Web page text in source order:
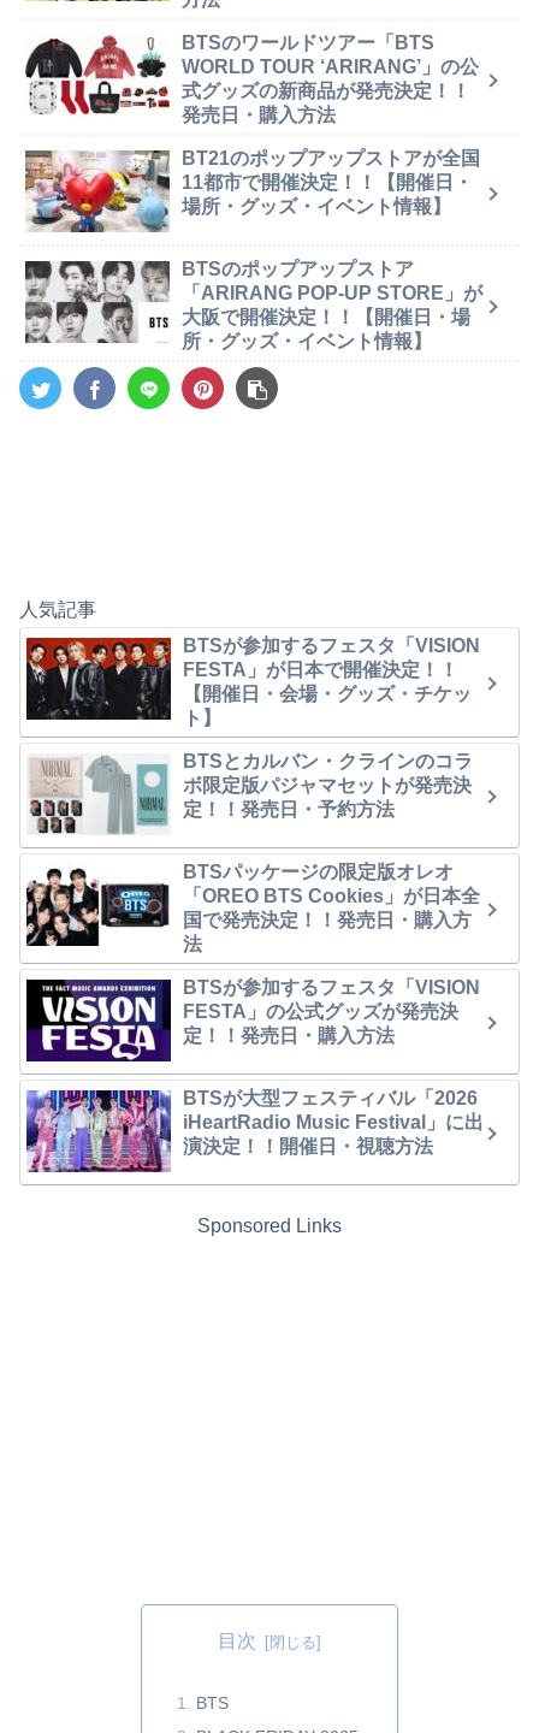
BTSのワールドツアー「BTS
WORLD TOUR ‘ARIRANG’」の公
式グッズの新商品が発売決定！！
発売日・購入方法
BT21のポップアップストアが全国
11都市で開催決定！！【開催日・
場所・グッズ・イベント情報】
BTSのポップアップストア
「ARIRANG POP-UP STORE」が
大阪で開催決定！！【開催日・場
所・グッズ・イベント情報】
人気記事
BTSが参加するフェスタ「VISION
FESTA」が日本で開催決定！！
【開催日・会場・グッズ・チケッ
ト】
BTSとカルバン・クラインのコラ
ボ限定版パジャマセットが発売決
定！！発売日・予約方法
BTSパッケージの限定版オレオ
「OREO BTS Cookies」が日本全
国で発売決定！！発売日・購入方
法
BTSが参加するフェスタ「VISION
FESTA」の公式グッズが発売決
定！！発売日・購入方法
BTSが大型フェスティバル「2026
iHeartRadio Music Festival」に出
演決定！！開催日・視聴方法
Sponsored Links
目次
BTS